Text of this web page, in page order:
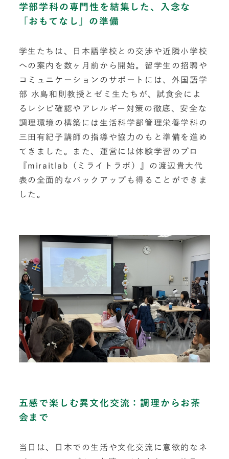
学部学科の専門性を結集した、入念な
「おもてなし」の準備
学生たちは、日本語学校との交渉や近隣小学校
への案内を数ヶ月前から開始。留学生の招聘や
コミュニケーションのサポートには、外国語学
部 水島和則教授とゼミ生たちが、試食会によ
るレシピ確認やアレルギー対策の徹底、安全な
調理環境の構築には生活科学部管理栄養学科の
三田有紀子講師の指導や協力のもと準備を進め
てきました。また、運営には体験学習のプロ
『miraitlab（ミライトラボ）』の渡辺貴大代
表の全面的なバックアップも得ることができま
した。
五感で楽しむ異文化交流：調理からお茶
会まで
当日は、日本での生活や文化交流に意欲的なネ